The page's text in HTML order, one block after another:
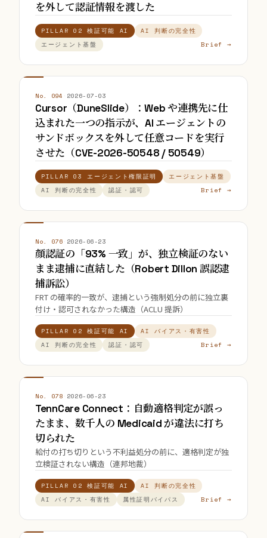
を外して認証情報を渡した
PILLAR 02 検証可能 AI
AI 判断の完全性
エージェント基盤
Brief →
No. 094 2026-07-03
Cursor（DuneSlide）：Web や連携先に仕
込まれた一つの指示が、AI エージェントの
サンドボックスを外して任意コードを実行
させた（CVE-2026-50548 / 50549）
PILLAR 03 エージェント権限証明
エージェント基盤
AI 判断の完全性
認証・認可 Brief →
No. 076 2026-06-23
顔認証の「93% 一致」が、独立検証のない
まま逮捕に直結した（Robert Dillon 誤認逮
捕訴訟）
FRT の確率的一致が、逮捕という強制処分の前に独立裏
付け・認可されなかった構造（ACLU 提訴）
PILLAR 02 検証可能 AI
AI バイアス・有害性
AI 判断の完全性
認証・認可 Brief →
No. 078 2026-06-23
TennCare Connect：自動適格判定が誤っ
たまま、数千人の Medicaid が違法に打ち
切られた
給付の打ち切りという不利益処分の前に、適格判定が独
立検証されない構造（連邦地裁）
PILLAR 02 検証可能 AI
AI 判断の完全性
AI バイアス・有害性
属性証明バイパス Brief →